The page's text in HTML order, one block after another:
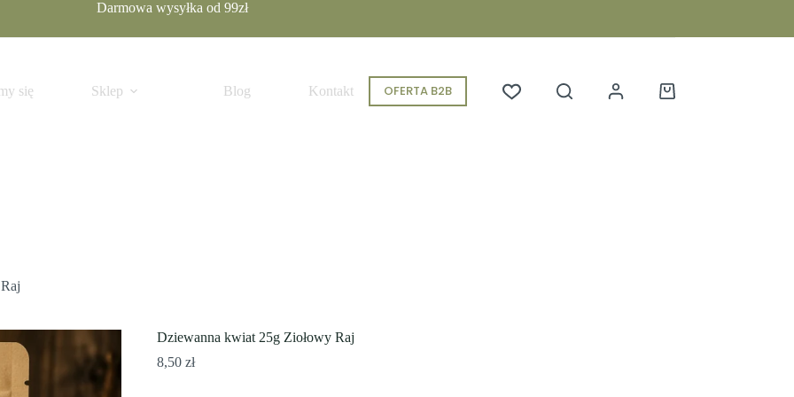
Darmowa wysyłka od 99zł
się Sklep Blog Kontakt OFERTA B2B Koszyk
Dziewanna kwiat 25g Ziołowy Raj
8,50 zł